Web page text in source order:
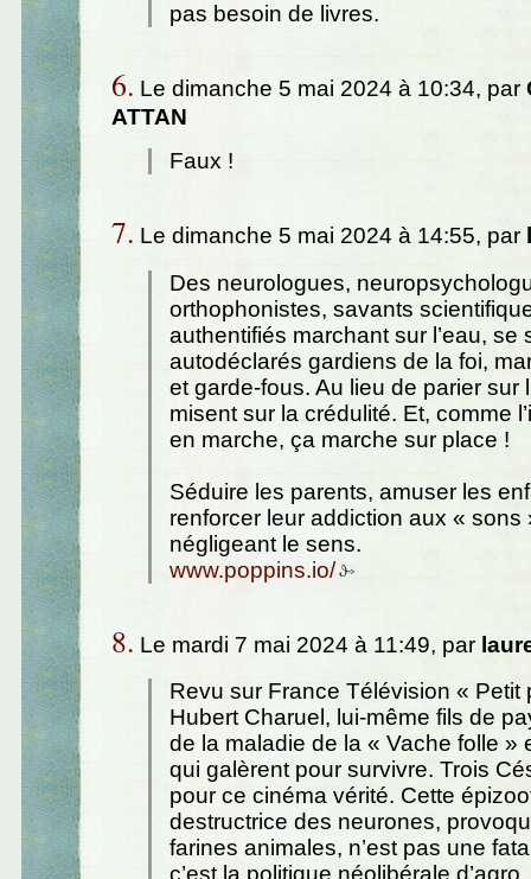
pas besoin de livres.
6. Le dimanche 5 mai 2024 à 10:34, par
ATTAN
Faux !
7. Le dimanche 5 mai 2024 à 14:55, par
Des neurologues,
orthophonistes, savants
authentifiés marchant sur l’eau, se
autodéclarés gardiens de la foi,
et garde-fous. Au lieu de parier sur
misent sur la crédulité. Et, comme
en marche, ça marche sur place !
Séduire les parents, amuser les
renforcer leur addiction aux « sons
négligeant le sens.
www.poppins.io/
8. Le mardi 7 mai 2024 à 11:49, par
Revu sur France Télévision « Petit
Hubert Charuel, lui-même fils de
de la maladie de la « Vache folle »
qui galèrent pour survivre. Trois
pour ce cinéma vérité. Cette
destructrice des neurones,
farines animales, n’est pas une
c’est la politique néolibérale d’agro